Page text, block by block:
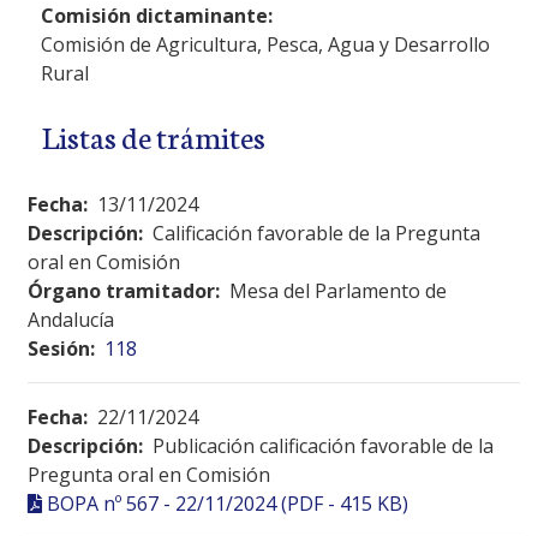
Comisión dictaminante:
Comisión de Agricultura, Pesca, Agua y Desarrollo
Rural
Listas de trámites
Fecha: 13/11/2024
Descripción: Calificación favorable de la Pregunta
oral en Comisión
Órgano tramitador: Mesa del Parlamento de
Andalucía
Sesión: 118
Fecha: 22/11/2024
Descripción: Publicación calificación favorable de la
Pregunta oral en Comisión
BOPA nº 567 - 22/11/2024 (PDF - 415 KB)